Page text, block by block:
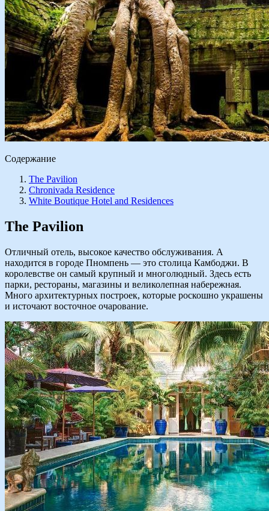
Содержание
The Pavilion
Chronivada Residence
White Boutique Hotel and Residences
The Pavilion
Отличный отель, высокое качество обслуживания. А
находится в городе Пномпень — это столица Камбоджи. В
королевстве он самый крупный и многолюдный. Здесь есть
парки, рестораны, магазины и великолепная набережная.
Много архитектурных построек, которые роскошно украшены
и источают восточное очарование.